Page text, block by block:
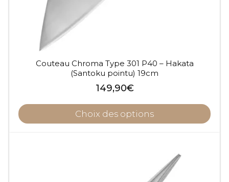
Couteau Chroma Type 301 P40 – Hakata
(Santoku pointu) 19cm
149,90€
Choix des options